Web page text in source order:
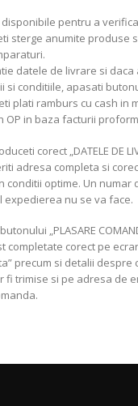
pentru a
sterge anumite produse
datele de livrare si
si conditiile, apasati butonul
plati ramburs cu cash in
OP in baza facturii
corect „DATELE DE
adresa completa si
conditii optime. Un numar
expedierea nu se va face.
„PLASARE
completate corect pe
precum si detalii
fi trimise si pe adresa de